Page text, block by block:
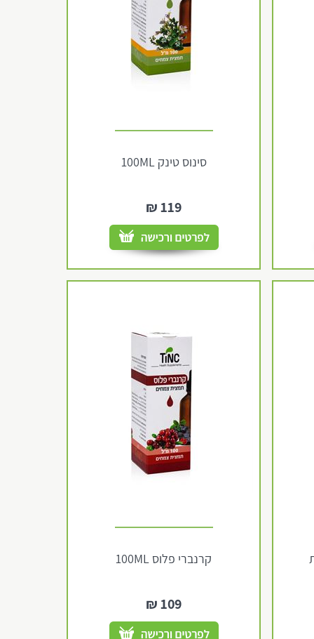
סינוס טינק 100ML
119
₪
קרנברי פלוס 100ML
109
₪